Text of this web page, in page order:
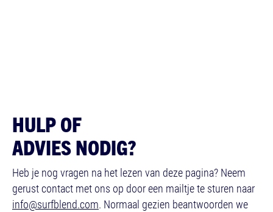
HULP OF
ADVIES NODIG?
Heb je nog vragen na het lezen van deze pagina? Neem
gerust contact met ons op door een mailtje te sturen naar
info@surfblend.com. Normaal gezien beantwoorden we